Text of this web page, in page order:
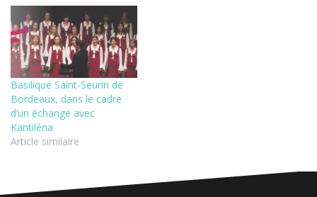
Basilique Saint-Seurin de
Bordeaux, dans le cadre
d’un échange avec
Kantiléna
Article similaire